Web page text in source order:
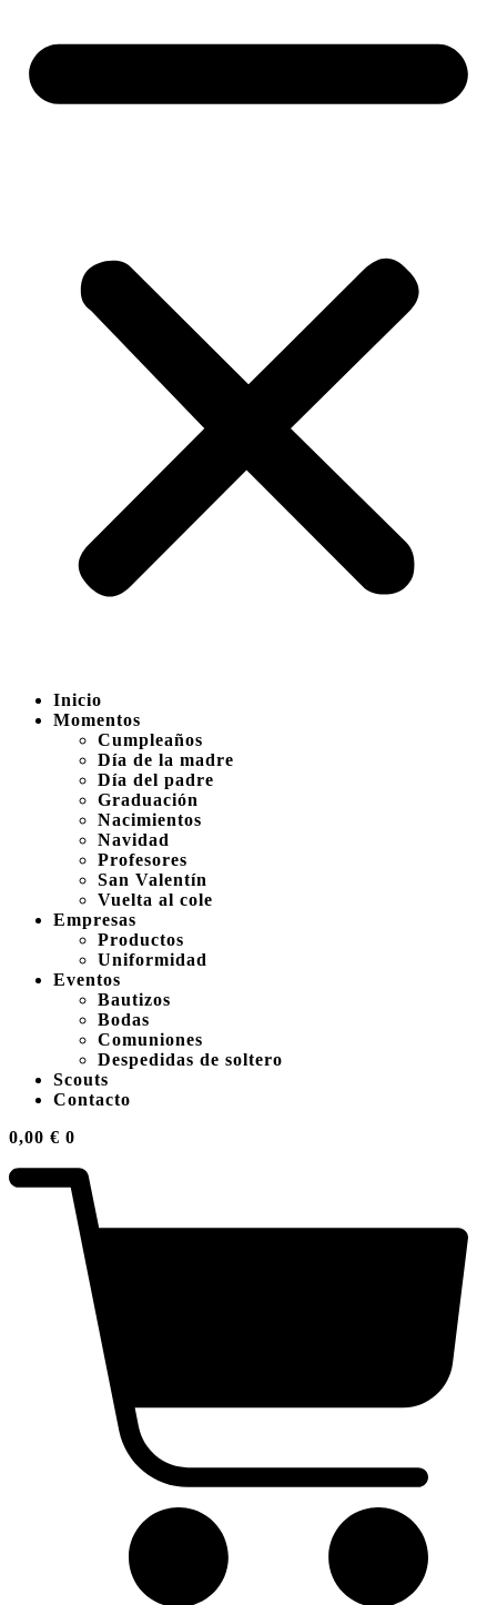
Inicio
Momentos
Cumpleaños
Día de la madre
Día del padre
Graduación
Nacimientos
Navidad
Profesores
San Valentín
Vuelta al cole
Empresas
Productos
Uniformidad
Eventos
Bautizos
Bodas
Comuniones
Despedidas de soltero
Scouts
Contacto
0,00 € 0